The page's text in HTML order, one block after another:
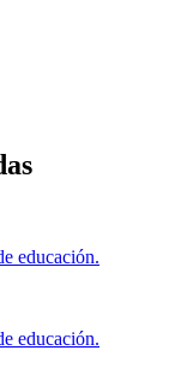
educación.
educación.